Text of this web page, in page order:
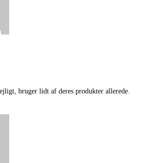
bruger lidt af deres produkter allerede.